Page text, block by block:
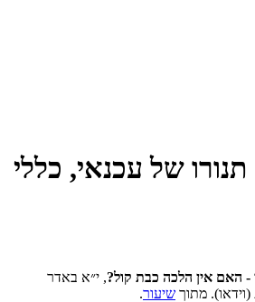
של עכנאי, כללי
- האם אין הלכה כבת קול?, י״א באדר
שיעור.